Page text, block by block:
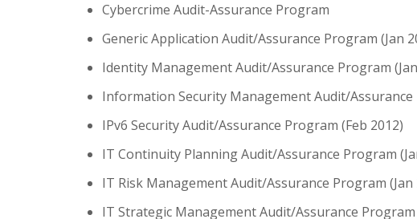
Cybercrime Audit-Assurance Program
Generic Application Audit/Assurance Program (Jan
Identity Management Audit/Assurance Program
Information Security Management Audit/Assurance
IPv6 Security Audit/Assurance Program (Feb 2012)
IT Continuity Planning Audit/Assurance Program
IT Risk Management Audit/Assurance Program (Jan
IT Strategic Management Audit/Assurance Program